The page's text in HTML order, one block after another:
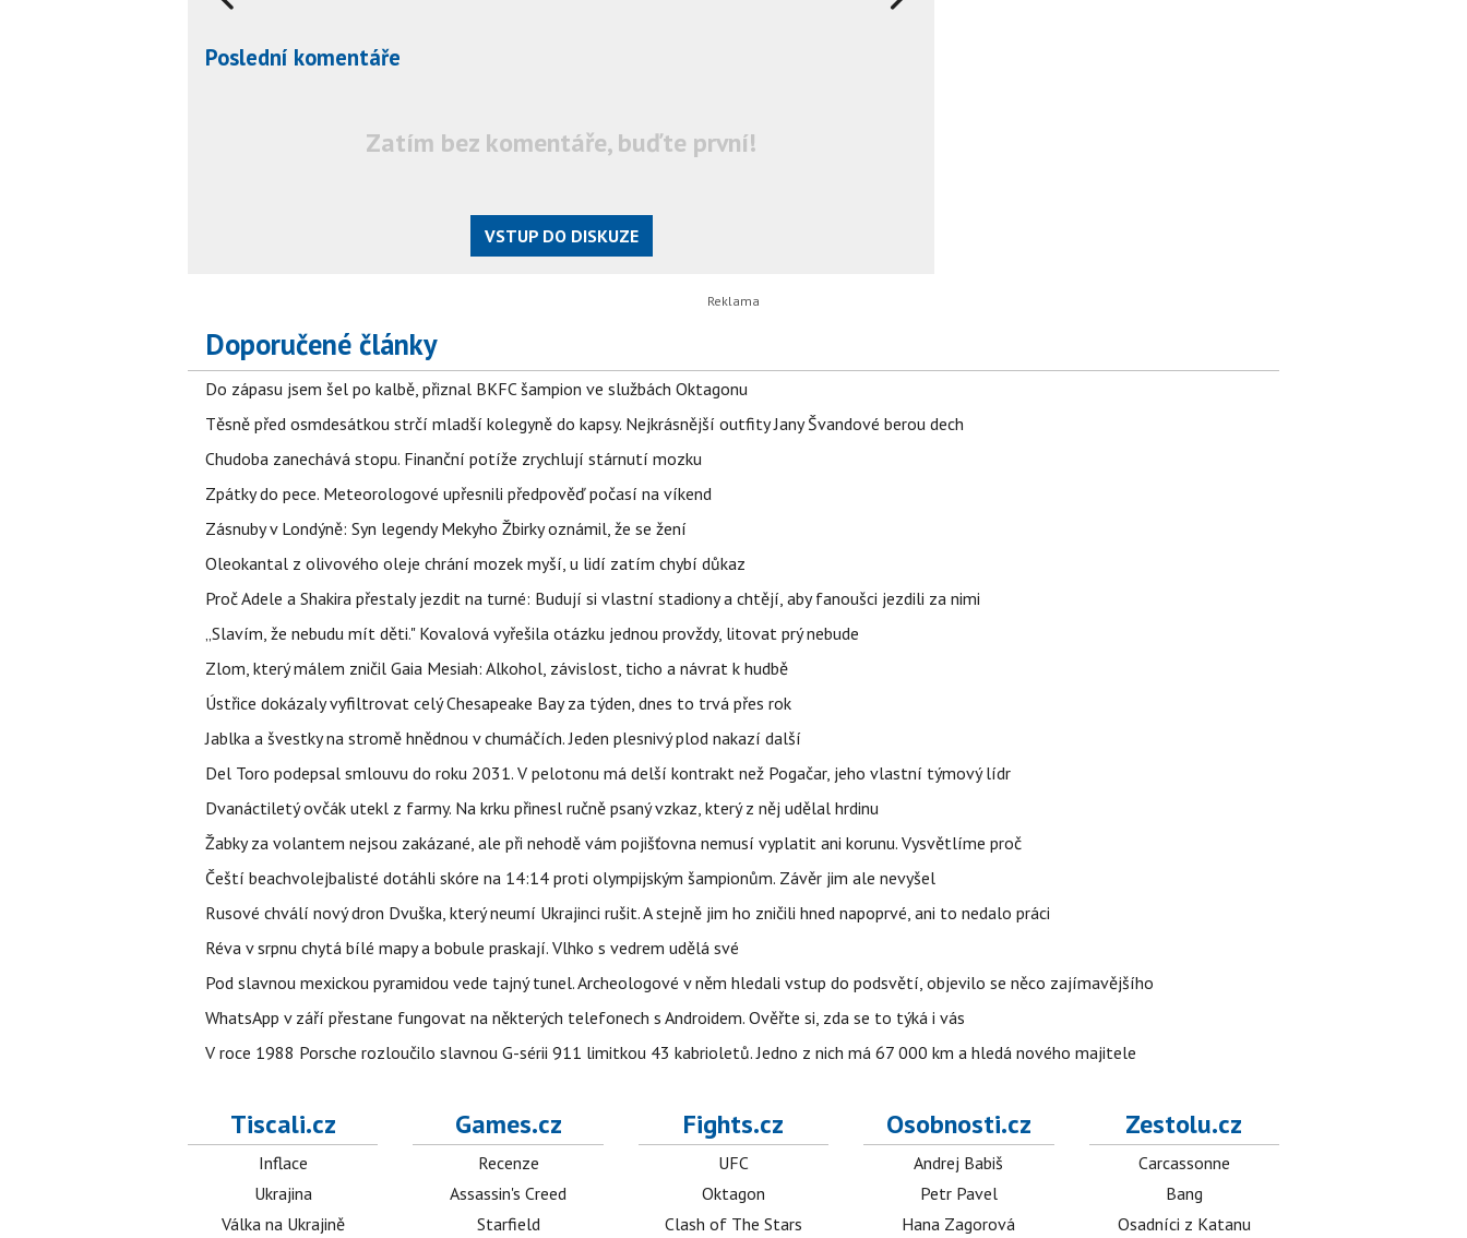
Poslední komentáře
Zatím bez komentáře, buďte první!
VSTUP DO DISKUZE
Doporučené články
Do zápasu jsem šel po kalbě, přiznal BKFC šampion ve službách Oktagonu
Těsně před osmdesátkou strčí mladší kolegyně do kapsy. Nejkrásnější outfity Jany Švandové berou dech
Chudoba zanechává stopu. Finanční potíže zrychlují stárnutí mozku
Zpátky do pece. Meteorologové upřesnili předpověď počasí na víkend
Zásnuby v Londýně: Syn legendy Mekyho Žbirky oznámil, že se žení
Oleokantal z olivového oleje chrání mozek myší, u lidí zatím chybí důkaz
Proč Adele a Shakira přestaly jezdit na turné: Budují si vlastní stadiony a chtějí, aby fanoušci jezdili za nimi
„Slavím, že nebudu mít děti." Kovalová vyřešila otázku jednou provždy, litovat prý nebude
Zlom, který málem zničil Gaia Mesiah: Alkohol, závislost, ticho a návrat k hudbě
Ústřice dokázaly vyfiltrovat celý Chesapeake Bay za týden, dnes to trvá přes rok
Jablka a švestky na stromě hnědnou v chumáčích. Jeden plesnivý plod nakazí další
Del Toro podepsal smlouvu do roku 2031. V pelotonu má delší kontrakt než Pogačar, jeho vlastní týmový lídr
Dvanáctiletý ovčák utekl z farmy. Na krku přinesl ručně psaný vzkaz, který z něj udělal hrdinu
Žabky za volantem nejsou zakázané, ale při nehodě vám pojišťovna nemusí vyplatit ani korunu. Vysvětlíme proč
Čeští beachvolejbalisté dotáhli skóre na 14:14 proti olympijským šampionům. Závěr jim ale nevyšel
Rusové chválí nový dron Dvuška, který neumí Ukrajinci rušit. A stejně jim ho zničili hned napoprvé, ani to nedalo práci
Réva v srpnu chytá bílé mapy a bobule praskají. Vlhko s vedrem udělá své
Pod slavnou mexickou pyramidou vede tajný tunel. Archeologové v něm hledali vstup do podsvětí, objevilo se něco zajímavějšího
WhatsApp v září přestane fungovat na některých telefonech s Androidem. Ověřte si, zda se to týká i vás
V roce 1988 Porsche rozloučilo slavnou G-sérii 911 limitkou 43 kabrioletů. Jedno z nich má 67 000 km a hledá nového majitele
Tiscali.cz
Inflace
Ukrajina
Válka na Ukrajině
Games.cz
Recenze
Assassin's Creed
Starfield
Fights.cz
UFC
Oktagon
Clash of The Stars
Osobnosti.cz
Andrej Babiš
Petr Pavel
Hana Zagorová
Zestolu.cz
Carcassonne
Bang
Osadníci z Katanu